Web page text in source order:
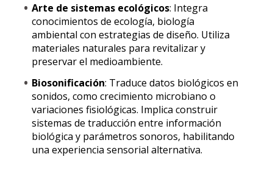
Arte de sistemas ecológicos: Integra
conocimientos de ecología, biología
ambiental con estrategias de diseño. Utiliza
materiales naturales para revitalizar y
preservar el medioambiente.
Biosonificación: Traduce datos biológicos en
sonidos, como crecimiento microbiano o
variaciones fisiológicas. Implica construir
sistemas de traducción entre información
biológica y parámetros sonoros, habilitando
una experiencia sensorial alternativa.